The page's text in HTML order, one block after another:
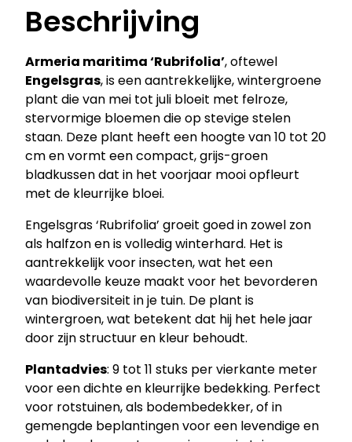
m
a
R
u
b
r
i
f
o
l
i
a
'
–
E
n
g
l
s
g
r
Beschrijving
Armeria maritima ‘Rubrifolia’, oftewel
Engelsgras, is een aantrekkelijke, wintergroene
plant die van mei tot juli bloeit met felroze,
stervormige bloemen die op stevige stelen
staan. Deze plant heeft een hoogte van 10 tot 20
cm en vormt een compact, grijs-groen
bladkussen dat in het voorjaar mooi opfleurt
met de kleurrijke bloei.
Engelsgras ‘Rubrifolia’ groeit goed in zowel zon
als halfzon en is volledig winterhard. Het is
aantrekkelijk voor insecten, wat het een
waardevolle keuze maakt voor het bevorderen
van biodiversiteit in je tuin. De plant is
wintergroen, wat betekent dat hij het hele jaar
door zijn structuur en kleur behoudt.
Plantadvies: 9 tot 11 stuks per vierkante meter
voor een dichte en kleurrijke bedekking. Perfect
voor rotstuinen, als bodembedekker, of in
gemengde beplantingen voor een levendige en